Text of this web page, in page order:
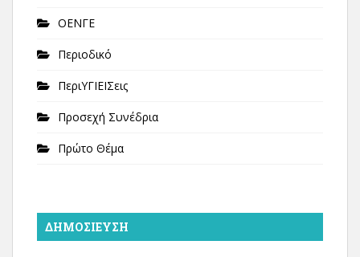
ΟΕΝΓΕ
Περιοδικό
ΠεριΥΓΙΕΙΣεις
Προσεχή Συνέδρια
Πρώτο Θέμα
ΔΗΜΟΣΊΕΥΣΗ